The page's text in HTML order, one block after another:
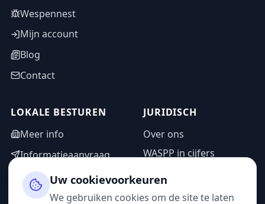
Wespennest
Mijn account
Blog
Contact
LOKALE BESTUREN
Meer info
Informatieaanvraag
Adminzone
JURIDISCH
Over ons
WASPP in cijfers
Privacybeleid
Uw cookievoorkeuren
We gebruiken cookies om de site te laten